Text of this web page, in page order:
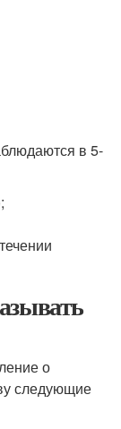
в 5-
о
следующие